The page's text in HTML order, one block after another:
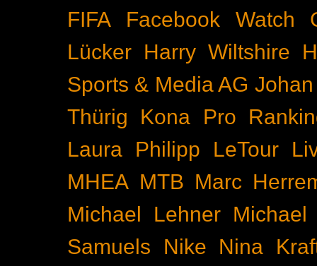
FIFA
Facebook Watch
Lücker Harry Wiltshire
Sports & Media AG
Thürig
Kona Pro
Laura Philipp
LeTour
MHEA MTB Marc
Michael Lehner Michael
Samuels
Nike
Nina